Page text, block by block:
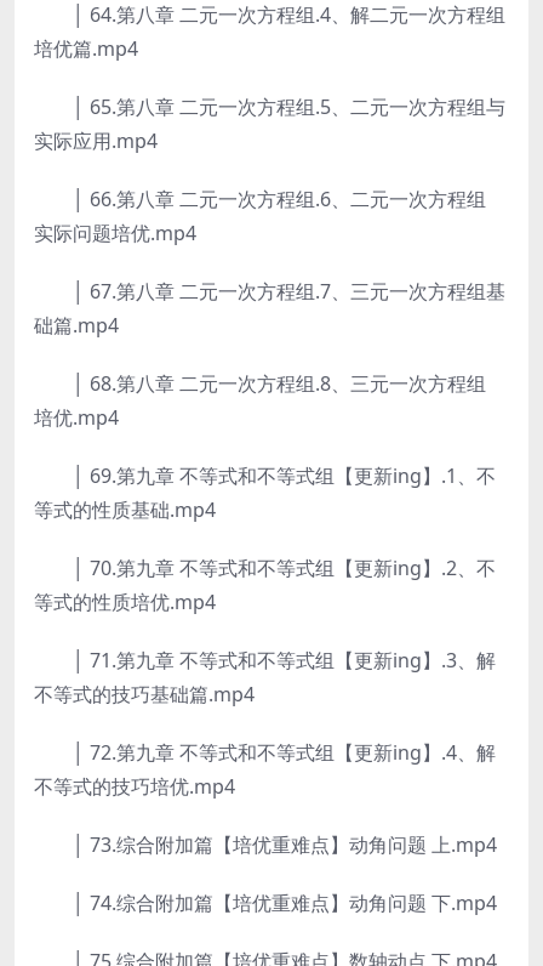
│ 64.第八章 二元一次方程组.4、解二元一次方程组
培优篇.mp4
│ 65.第八章 二元一次方程组.5、二元一次方程组与
实际应用.mp4
│ 66.第八章 二元一次方程组.6、二元一次方程组
实际问题培优.mp4
│ 67.第八章 二元一次方程组.7、三元一次方程组基
础篇.mp4
│ 68.第八章 二元一次方程组.8、三元一次方程组
培优.mp4
│ 69.第九章 不等式和不等式组【更新ing】.1、不
等式的性质基础.mp4
│ 70.第九章 不等式和不等式组【更新ing】.2、不
等式的性质培优.mp4
│ 71.第九章 不等式和不等式组【更新ing】.3、解
不等式的技巧基础篇.mp4
│ 72.第九章 不等式和不等式组【更新ing】.4、解
不等式的技巧培优.mp4
│ 73.综合附加篇【培优重难点】动角问题 上.mp4
│ 74.综合附加篇【培优重难点】动角问题 下.mp4